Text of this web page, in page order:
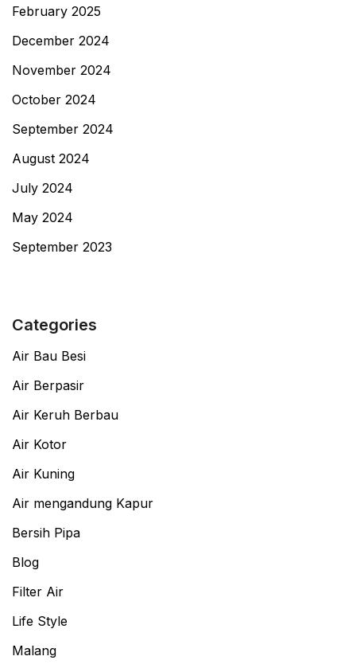
February 2025
December 2024
November 2024
October 2024
September 2024
August 2024
July 2024
May 2024
September 2023
Categories
Air Bau Besi
Air Berpasir
Air Keruh Berbau
Air Kotor
Air Kuning
Air mengandung Kapur
Bersih Pipa
Blog
Filter Air
Life Style
Malang